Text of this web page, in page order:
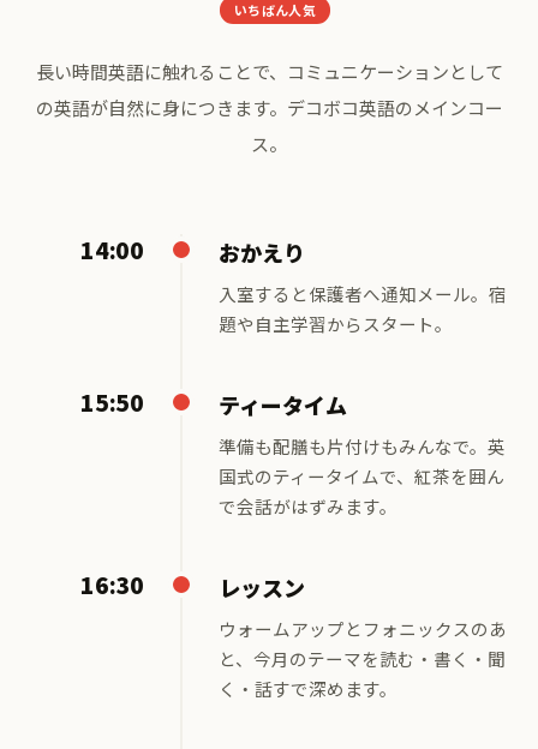
いちばん人気
長い時間英語に触れることで、コミュニケーションとして
の英語が自然に身につきます。 デコボコ英語のメインコー
ス。
14:00 おかえり
入室すると保護者へ通知メール。宿
題や自主学習からスタート。
15:50 ティータイム
準備も配膳も片付けもみんなで。英
国式のティータイムで、紅茶を囲ん
で会話がはずみます。
16:30 レッスン
ウォームアップとフォニックスのあ
と、今月のテーマを読む・書く・聞
く・話すで深めます。